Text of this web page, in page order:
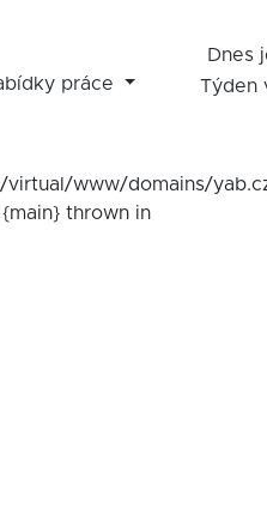
práce
Dnes
Týden
virtual/www/domains/
thrown in